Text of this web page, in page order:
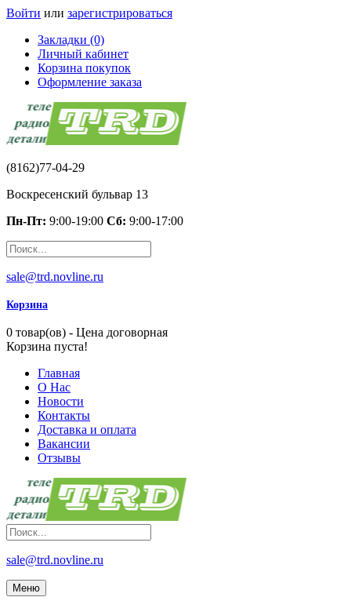
Войти или зарегистрироваться
Закладки (0)
Личный кабинет
Корзина покупок
Оформление заказа
(8162)77-04-29
Воскресенский бульвар 13
Пн-Пт: 9:00-19:00 Сб: 9:00-17:00
sale@trd.novline.ru
Корзина
0 товар(ов) - Цена договорная
Корзина пуста!
Главная
О Нас
Новости
Контакты
Доставка и оплата
Вакансии
Отзывы
sale@trd.novline.ru
Меню